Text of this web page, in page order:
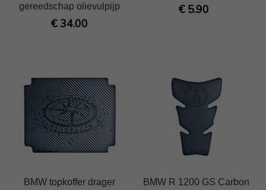
gereedschap olievulpijp
€ 34.00
€ 5.90
BMW topkoffer drager
BMW R 1200 GS Carbon